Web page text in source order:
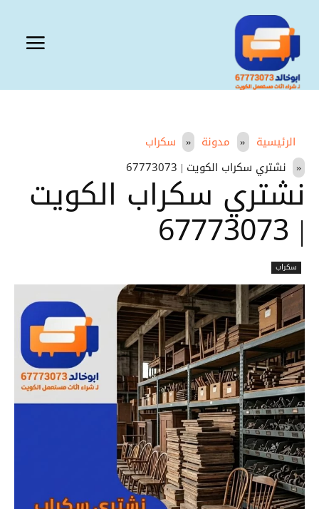
الرئيسية مدونة
سكراب
نشتري سكراب الكويت | 67773073
نشتري سكراب الكويت
| 67773073
سكراب